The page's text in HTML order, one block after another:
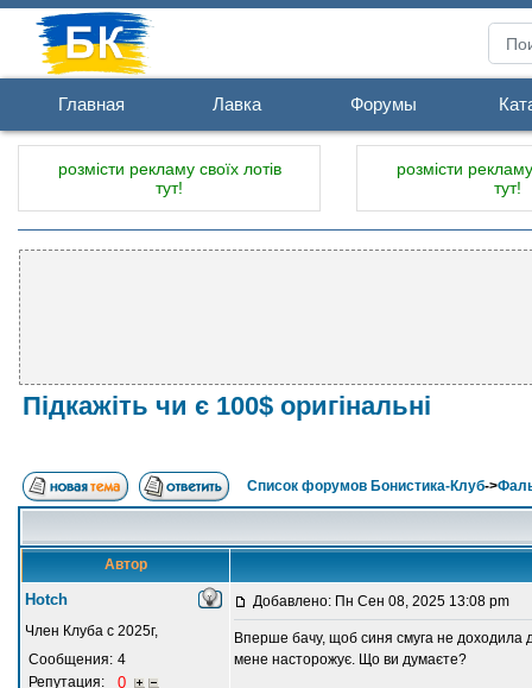
Главная Лавка Форумы
розмісти рекламу своїх лотів
тут!
розмісти
тут!
Підкажіть чи є 100$ оригінальні
Список форумов Бонистика-Клуб->
Автор
Hotch
Член Клуба с 2025г,
Сообщения: 4
Репутация:
0
Добавлено: Пн Сен 08, 2025 13:08 pm
Вперше бачу, щоб синя смуга не доходила
мене насторожує. Що ви думаєте?